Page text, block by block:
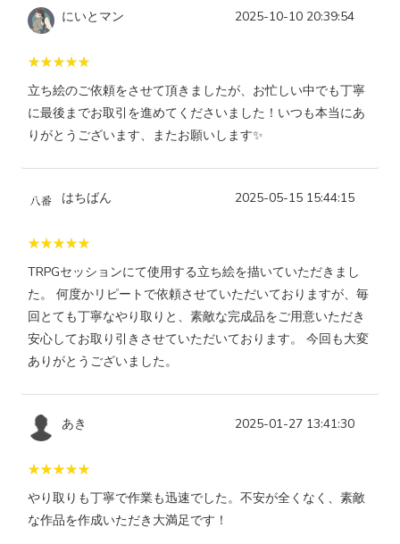
にいとマン 2025-10-10 20:39:54
立ち絵のご依頼をさせて頂きましたが、お忙しい中でも丁寧
に最後までお取引を進めてくださいました！いつも本当にあ
りがとうございます、またお願いします✨
はちばん 2025-05-15 15:44:15
TRPGセッションにて使用する立ち絵を描いていただきまし
た。 何度かリピートで依頼させていただいておりますが、毎
回とても丁寧なやり取りと、素敵な完成品をご用意いただき
安心してお取り引きさせていただいております。 今回も大変
ありがとうございました。
あき 2025-01-27 13:41:30
やり取りも丁寧で作業も迅速でした。不安が全くなく、素敵
な作品を作成いただき大満足です！